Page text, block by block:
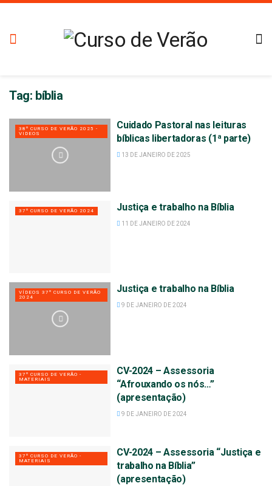
Tag: bíblia
38º CURSO DE VERÃO 2025 -
VIDEOS
Cuidado Pastoral nas leituras
bíblicas libertadoras (1ª parte)
13 DE JANEIRO DE 2025
37º CURSO DE VERÃO 2024 Justiça e trabalho na Bíblia
11 DE JANEIRO DE 2024
VÍDEOS 37º CURSO DE VERÃO
2024
Justiça e trabalho na Bíblia
9 DE JANEIRO DE 2024
37º CURSO DE VERÃO -
MATERIAIS
CV-2024 – Assessoria
“Afrouxando os nós…”
(apresentação)
9 DE JANEIRO DE 2024
37º CURSO DE VERÃO -
MATERIAIS
CV-2024 – Assessoria “Justiça e
trabalho na Bíblia”
(apresentação)